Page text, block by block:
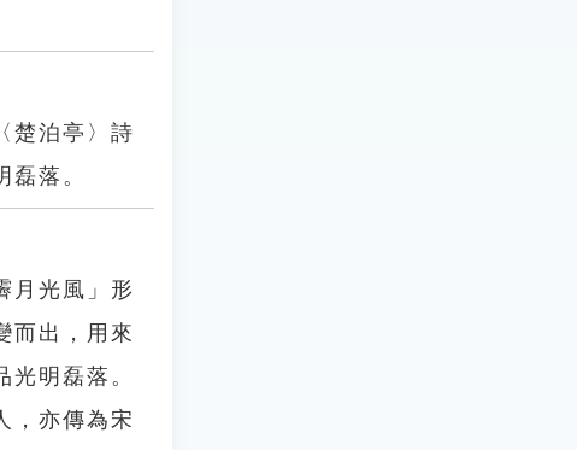
楚泊亭〉詩
落。
月光風」形
而出，用來
明磊落。
，亦傳為宋